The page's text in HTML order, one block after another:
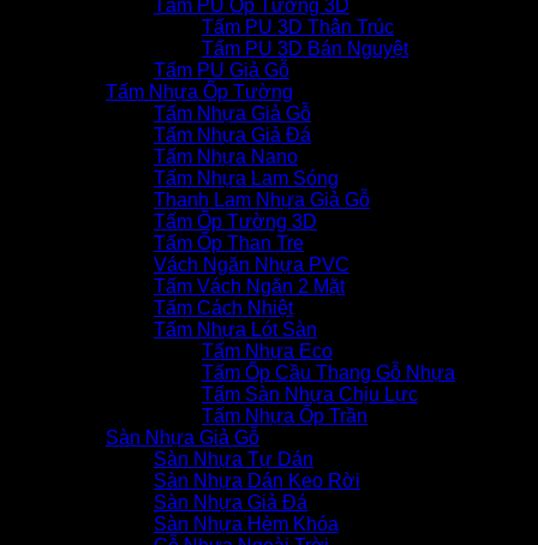
Tấm PU Ốp Tường 3D
Tấm PU 3D Thân Trúc
Tấm PU 3D Bán Nguyệt
Tấm PU Giả Gỗ
Tấm Nhựa Ốp Tường
Tấm Nhựa Giả Gỗ
Tấm Nhựa Giả Đá
Tấm Nhựa Nano
Tấm Nhựa Lam Sóng
Thanh Lam Nhựa Giả Gỗ
Tấm Ốp Tường 3D
Tấm Ốp Than Tre
Vách Ngăn Nhựa PVC
Tấm Vách Ngăn 2 Mặt
Tấm Cách Nhiệt
Tấm Nhựa Lót Sàn
Tấm Nhựa Eco
Tấm Ốp Cầu Thang Gỗ Nhựa
Tấm Sàn Nhựa Chịu Lực
Tấm Nhựa Ốp Trần
Sàn Nhựa Giả Gỗ
Sàn Nhựa Tự Dán
Sàn Nhựa Dán Keo Rời
Sàn Nhựa Giả Đá
Sàn Nhựa Hèm Khóa